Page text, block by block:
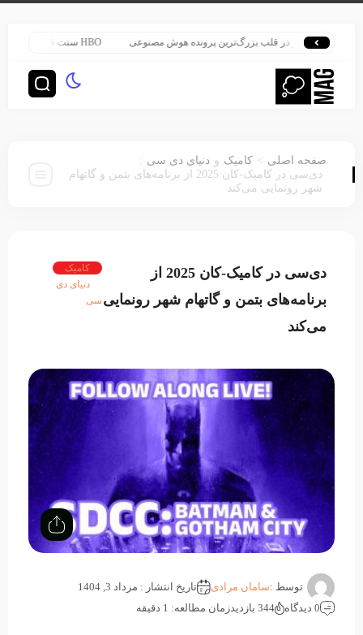
هری پاتر در قلب بزرگ‌ترین پرونده هوش مصنوعی
صفحه اصلی > کامیک و دنیای دی سی :
دی‌سی در کامیک-کان 2025 از برنامه‌های بتمن و گاتهام
شهر رونمایی می‌کند
دی‌سی در کامیک-کان 2025 از
برنامه‌های بتمن و گاتهام شهر رونمایی
می‌کند
کامیک
دنیای دی
سی
توسط :سامان مرادی
تاریخ انتشار : مرداد 3, 1404
0 دیدگاه
344 بازدید زمان مطالعه: 1 دقیقه